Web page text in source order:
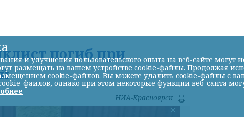
погиб при
НИА-Красноярск
и улучшения пользовательского опыта на веб-сайте могут
размещать на вашем устройстве cookie-файлы. Продолжая
cookie-файлов. Вы можете удалить cookie-файлы с
файлов, однако при этом некоторые функции веб-сайта